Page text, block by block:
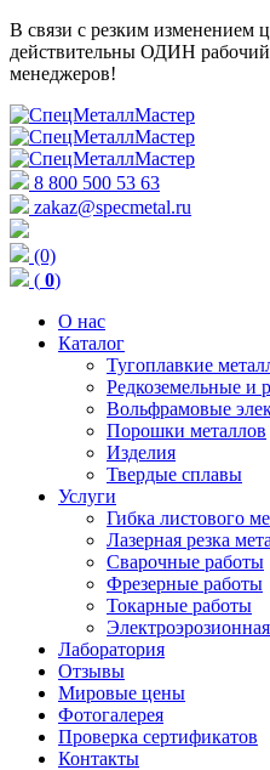
В связи с резким изменением
действительны ОДИН
менеджеров!
8 800 500 53 63
zakaz@specmetal.ru
(0)
( 0)
О нас
Каталог
Тугоплавкие
Редкоземельные и
Вольфрамовые
Порошки металлов
Изделия
Твердые сплавы
Услуги
Гибка листового
Лазерная резка
Сварочные работы
Фрезерные работы
Токарные работы
Лаборатория
Отзывы
Мировые цены
Фотогалерея
Проверка сертификатов
Контакты